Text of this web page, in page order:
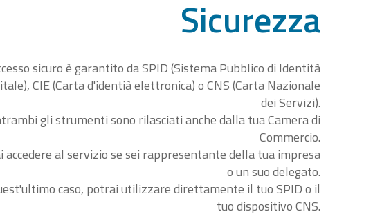
Sicurezza
sicuro è garantito da SPID (Sistema Pubblico di Identità
CIE (Carta d'identià elettronica) o CNS (Carta Nazionale
dei Servizi).
gli strumenti sono rilasciati anche dalla tua Camera di
Commercio.
accedere al servizio se sei rappresentante della tua impresa
o un suo delegato.
caso, potrai utilizzare direttamente il tuo SPID o il
tuo dispositivo CNS.